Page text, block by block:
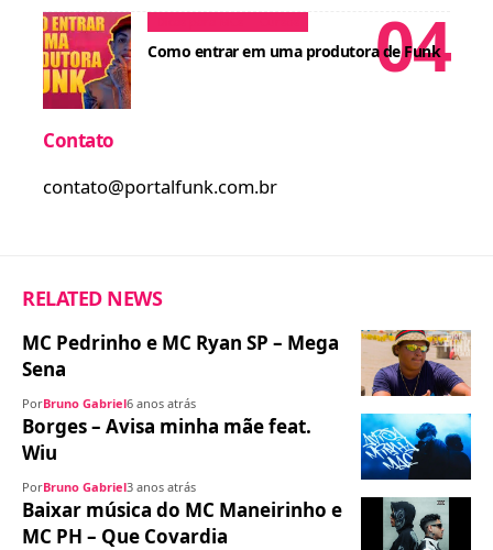
Como entrar em uma produtora de Funk
Contato
contato@portalfunk.com.br
RELATED NEWS
MC Pedrinho e MC Ryan SP – Mega
Sena
PorBruno Gabriel6 anos atrás
Borges – Avisa minha mãe feat.
Wiu
PorBruno Gabriel3 anos atrás
Baixar música do MC Maneirinho e
MC PH – Que Covardia